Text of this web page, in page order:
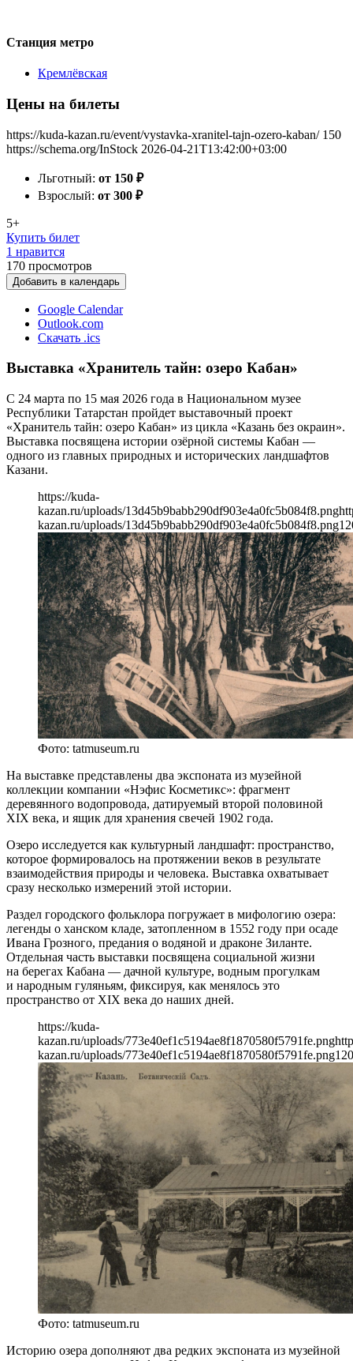
Станция метро
Кремлёвская
Цены на билеты
https://kuda-kazan.ru/event/vystavka-xranitel-tajn-ozero-kaban/ 150
https://schema.org/InStock 2026-04-21T13:42:00+03:00
Льготный: от 150 ₽
Взрослый: от 300 ₽
5+
Купить билет
1 нравится
170 просмотров
Добавить в календарь
Google Calendar
Outlook.com
Скачать .ics
Выставка «Хранитель тайн: озеро Кабан»
С 24 марта по 15 мая 2026 года в Национальном музее
Республики Татарстан пройдет выставочный проект
«Хранитель тайн: озеро Кабан» из цикла «Казань без окраин».
Выставка посвящена истории озёрной системы Кабан —
одного из главных природных и исторических ландшафтов
Казани.
https://kuda-
kazan.ru/uploads/13d45b9babb290df903e4a0fc5b084f8.png
kazan.ru/uploads/13d45b9babb290df903e4a0fc5b084f8.png
Фото: tatmuseum.ru
На выставке представлены два экспоната из музейной
коллекции компании «Нэфис Косметикс»: фрагмент
деревянного водопровода, датируемый второй половиной
ХIХ века, и ящик для хранения свечей 1902 года.
Озеро исследуется как культурный ландшафт: пространство,
которое формировалось на протяжении веков в результате
взаимодействия природы и человека. Выставка охватывает
сразу несколько измерений этой истории.
Раздел городского фольклора погружает в мифологию озера:
легенды о ханском кладе, затопленном в 1552 году при осаде
Ивана Грозного, предания о водяной и драконе Зиланте.
Отдельная часть выставки посвящена социальной жизни
на берегах Кабана — дачной культуре, водным прогулкам
и народным гуляньям, фиксируя, как менялось это
пространство от XIX века до наших дней.
https://kuda-
kazan.ru/uploads/773e40ef1c5194ae8f1870580f5791fe.png
kazan.ru/uploads/773e40ef1c5194ae8f1870580f5791fe.png
Фото: tatmuseum.ru
Историю озера дополняют два редких экспоната из музейной